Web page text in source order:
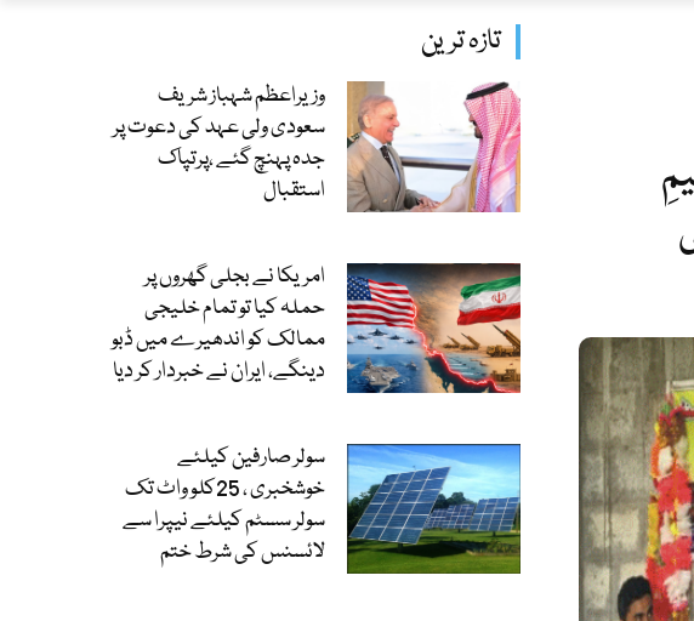
تازہ ترین
وزیراعظم شہباز شریف
سعودی ولی عہد کی دعوت پر
جدہ پہنچ گئے ،پرتپاک
استقبال
امریکا نے بجلی گھروں پر
حملہ کیا تو تمام خلیجی
ممالک کو اندھیرے میں ڈبو
دینگے، ایران نے خبردار کر دیا
سولر صارفین کیلئے
خوشخبری ، 25کلو واٹ تک
سولر سسٹم کیلئے نیپرا سے
لائسنس کی شرط ختم